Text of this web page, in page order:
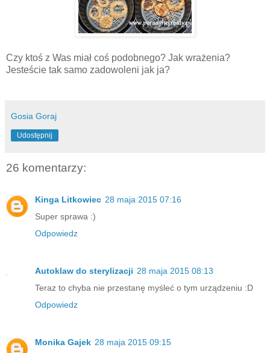
Czy ktoś z Was miał coś podobnego? Jak wrażenia?
Jesteście tak samo zadowoleni jak ja?
Gosia Goraj
Udostępnij
26 komentarzy:
Kinga Litkowiec 28 maja 2015 07:16
Super sprawa :)
Odpowiedz
Autoklaw do sterylizacji 28 maja 2015 08:13
Teraz to chyba nie przestanę myśleć o tym urządzeniu :D
Odpowiedz
Monika Gajek 28 maja 2015 09:15